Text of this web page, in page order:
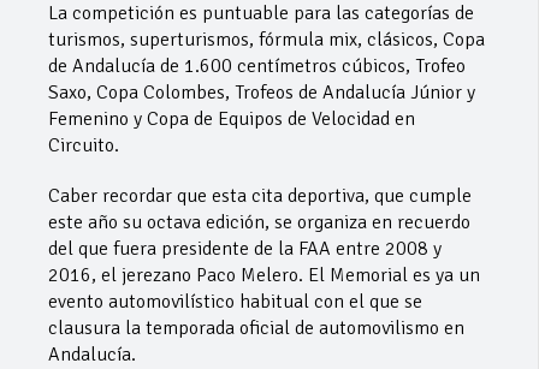
La competición es puntuable para las categorías de
turismos, superturismos, fórmula mix, clásicos, Copa
de Andalucía de 1.600 centímetros cúbicos, Trofeo
Saxo, Copa Colombes, Trofeos de Andalucía Júnior y
Femenino y Copa de Equipos de Velocidad en
Circuito.
Caber recordar que esta cita deportiva, que cumple
este año su octava edición, se organiza en recuerdo
del que fuera presidente de la FAA entre 2008 y
2016, el jerezano Paco Melero. El Memorial es ya un
evento automovilístico habitual con el que se
clausura la temporada oficial de automovilismo en
Andalucía.